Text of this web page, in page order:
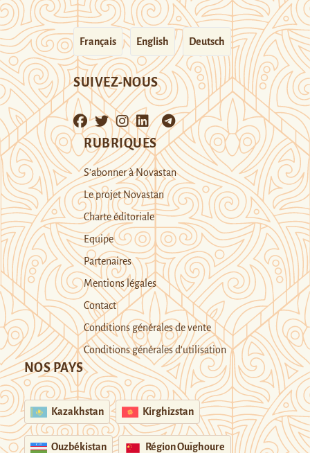
Français English Deutsch
SUIVEZ-NOUS
RUBRIQUES
S’abonner à Novastan
Le projet Novastan
Charte éditoriale
Equipe
Partenaires
Mentions légales
Contact
Conditions générales de vente
Conditions générales d’utilisation
NOS PAYS
Kazakhstan Kirghizstan
Ouzbékistan Région Ouïghoure